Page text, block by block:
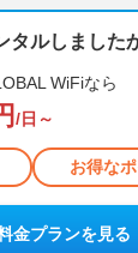
タルしました
WiFiなら
/日～
お得な
金プランを見る